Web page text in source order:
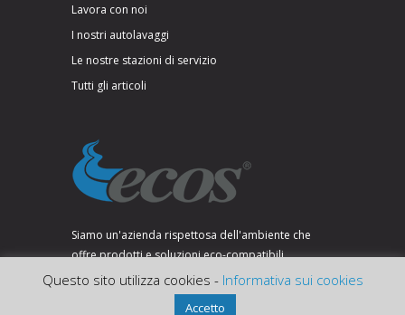
Lavora con noi
I nostri autolavaggi
Le nostre stazioni di servizio
Tutti gli articoli
Siamo un'azienda rispettosa dell'ambiente che
offre prodotti e soluzioni eco-compatibili.
Questo sito utilizza cookies - Informativa sui cookies
Accetto